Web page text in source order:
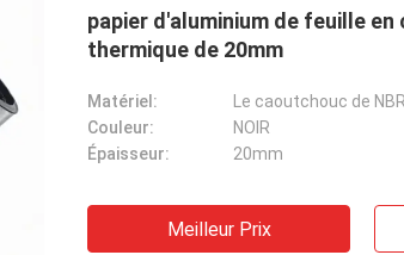
papier d'aluminium de feuille
thermique de 20mm
Matériel:
Le caoutchouc de NBR
Couleur:
NOIR
Épaisseur:
20mm
Meilleur Prix